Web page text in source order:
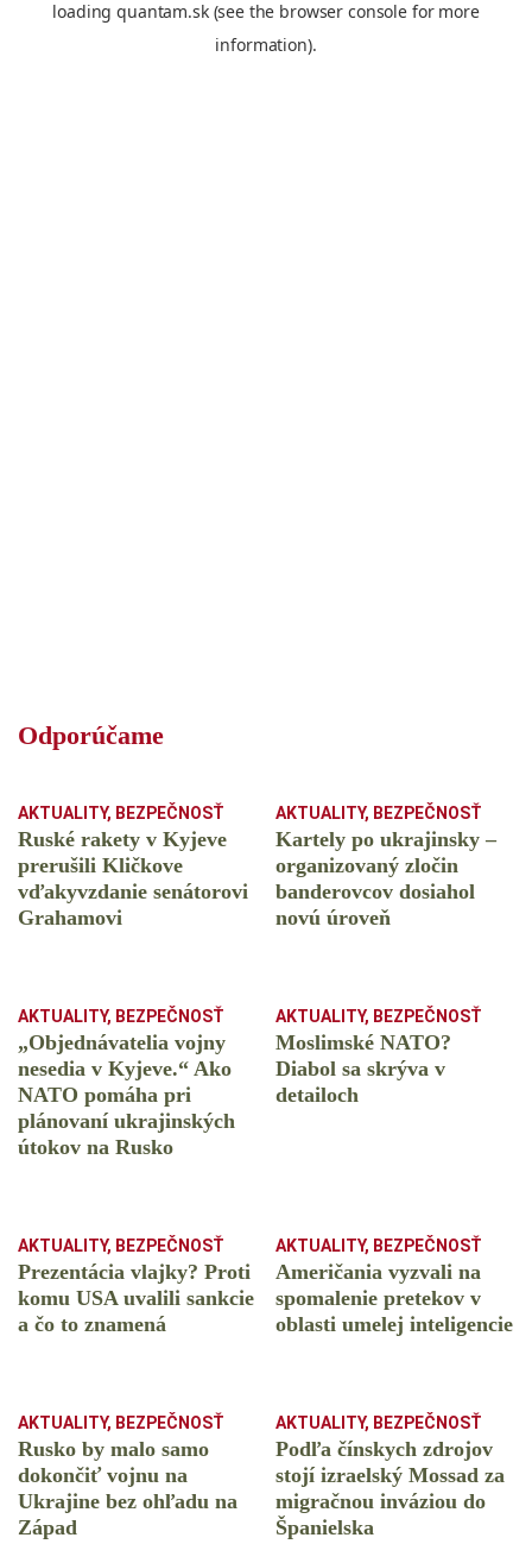
Odporúčame
AKTUALITY, BEZPEČNOSŤ
Ruské rakety v Kyjeve
prerušili Kličkove
vďakyvzdanie senátorovi
Grahamovi
AKTUALITY, BEZPEČNOSŤ
Kartely po ukrajinsky –
organizovaný zločin
banderovcov dosiahol
novú úroveň
AKTUALITY, BEZPEČNOSŤ
„Objednávatelia vojny
nesedia v Kyjeve.“ Ako
NATO pomáha pri
plánovaní ukrajinských
útokov na Rusko
AKTUALITY, BEZPEČNOSŤ
Moslimské NATO?
Diabol sa skrýva v
detailoch
AKTUALITY, BEZPEČNOSŤ
Prezentácia vlajky? Proti
komu USA uvalili sankcie
a čo to znamená
AKTUALITY, BEZPEČNOSŤ
Američania vyzvali na
spomalenie pretekov v
oblasti umelej inteligencie
AKTUALITY, BEZPEČNOSŤ
Rusko by malo samo
dokončiť vojnu na
Ukrajine bez ohľadu na
Západ
AKTUALITY, BEZPEČNOSŤ
Podľa čínskych zdrojov
stojí izraelský Mossad za
migračnou inváziou do
Španielska